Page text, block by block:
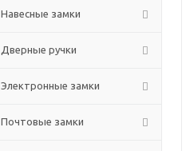
Навесные замки
Дверные ручки
Электронные замки
Почтовые замки